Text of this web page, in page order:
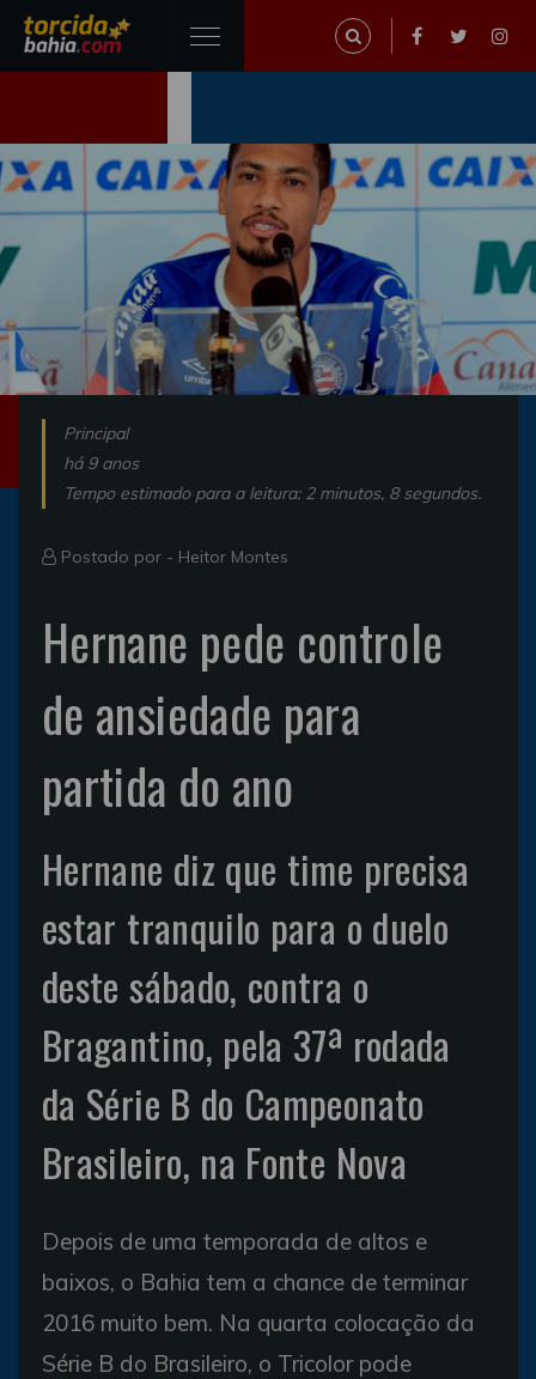
Principal
há 9 anos
Tempo estimado para a leitura: 2 minutos, 8 segundos.
Postado por - Heitor Montes
Hernane pede controle
de ansiedade para
partida do ano
Hernane diz que time precisa
estar tranquilo para o duelo
deste sábado, contra o
Bragantino, pela 37ª rodada
da Série B do Campeonato
Brasileiro, na Fonte Nova
Depois de uma temporada de altos e
baixos, o Bahia tem a chance de terminar
2016 muito bem. Na quarta colocação da
Série B do Brasileiro, o Tricolor pode